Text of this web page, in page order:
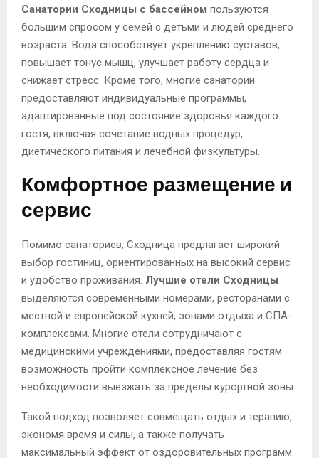
Санатории Сходницы с бассейном пользуются
большим спросом у семей с детьми и людей среднего
возраста. Вода способствует укреплению суставов,
повышает тонус мышц, улучшает работу сердца и
снижает стресс. Кроме того, многие санатории
предоставляют индивидуальные программы,
адаптированные под состояние здоровья каждого
гостя, включая сочетание водных процедур,
диетического питания и лечебной физкультуры.
Комфортное размещение и
сервис
Помимо санаториев, Сходница предлагает широкий
выбор гостиниц, ориентированных на высокий сервис
и удобство проживания. Лучшие отели Сходницы
выделяются современными номерами, ресторанами с
местной и европейской кухней, зонами отдыха и СПА-
комплексами. Многие отели сотрудничают с
медицинскими учреждениями, предоставляя гостям
возможность пройти комплексное лечение без
необходимости выезжать за пределы курортной зоны.
Такой подход позволяет совмещать отдых и терапию,
экономя время и силы, а также получать
максимальный эффект от оздоровительных программ.